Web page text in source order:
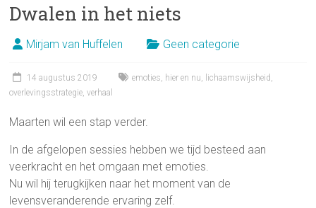
Dwalen in het niets
Mirjam van Huffelen Geen categorie
14 augustus 2019 emoties hier en nu lichaamswijsheid
overlevingsstrategie ,verhaal
Maarten wil een stap verder.
In de afgelopen sessies hebben we tijd besteed aan
veerkracht en het omgaan met emoties.
Nu wil hij terugkijken naar het moment van de
levensveranderende ervaring zelf.